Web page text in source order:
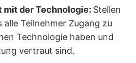
der Technologie: Stellen
alle Teilnehmer Zugang zu
Technologie haben und
vertraut sind.